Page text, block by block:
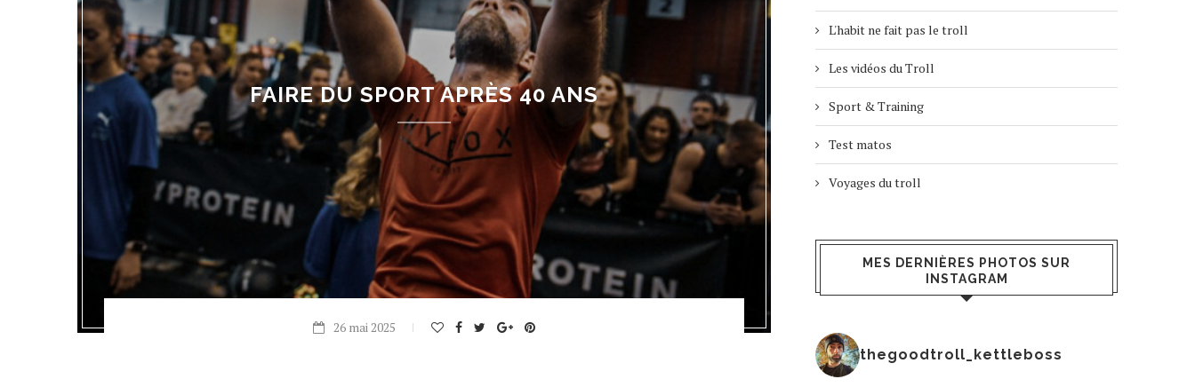
FAIRE DU SPORT APRÈS 40 ANS
26 mai 2025
L'habit ne fait pas le troll
Les vidéos du Troll
Sport & Training
Test matos
Voyages du troll
MES DERNIÈRES PHOTOS SUR
INSTAGRAM
thegoodtroll_kettleboss